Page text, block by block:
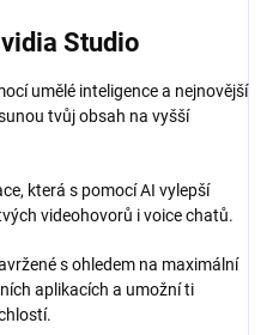
Studio
umělé inteligence a nejnovější
tvůj obsah na vyšší
která s pomocí AI vylepší
videohovorů i voice chatů.
s ohledem na maximální
aplikacích a umožní ti